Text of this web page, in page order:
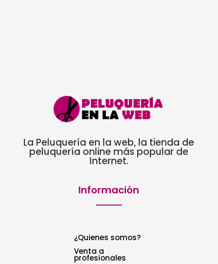
La Peluquería en la web, la tienda de
peluquería online más popular de
Internet.
Información
¿Quienes somos?
Venta a
profesionales